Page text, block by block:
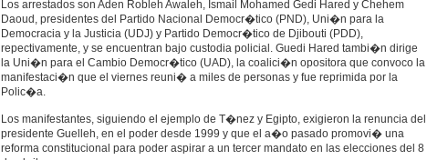
Los arrestados son Aden Robleh Awaleh, Ismail Mohamed Gedi Hared y Chehem
Daoud, presidentes del Partido Nacional Democr�tico (PND), Uni�n para la
Democracia y la Justicia (UDJ) y Partido Democr�tico de Djibouti (PDD),
repectivamente, y se encuentran bajo custodia policial. Guedi Hared tambi�n dirige
la Uni�n para el Cambio Democr�tico (UAD), la coalici�n opositora que convoco la
manifestaci�n que el viernes reuni� a miles de personas y fue reprimida por la
Polic�a.
Los manifestantes, siguiendo el ejemplo de T�nez y Egipto, exigieron la renuncia del
presidente Guelleh, en el poder desde 1999 y que el a�o pasado promovi� una
reforma constitucional para poder aspirar a un tercer mandato en las elecciones del 8